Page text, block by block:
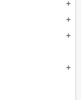
add
add
add
add